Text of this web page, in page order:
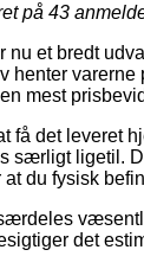
på 43
et bredt
henter
mest
få det leveret
særligt ligetil.
du fysisk
det